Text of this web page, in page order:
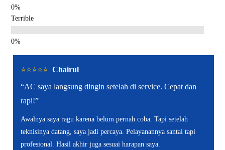
Terrible
⭐️⭐️⭐️⭐️⭐️ Chairul
“AC saya langsung dingin setelah di service. Cepat dan
rapi!”
Awalnya saya ragu karena belum pernah coba. Tapi setelah
teknisinya datang, saya jadi percaya. Pelayanannya santai tapi
profesional. Hasil akhir juga sesuai harapan saya.